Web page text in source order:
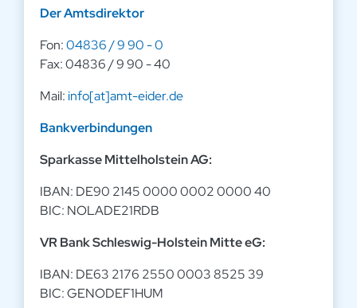
Der Amtsdirektor
Fon:04836 / 9 90 - 0
Fax: 04836 / 9 90 - 40
Mail:info[at]amt-eider.de
Bankverbindungen
Sparkasse Mittelholstein AG:
IBAN: DE90 2145 0000 0002 0000 40
BIC: NOLADE21RDB
VR Bank Schleswig-Holstein Mitte eG:
IBAN: DE63 2176 2550 0003 8525 39
BIC: GENODEF1HUM